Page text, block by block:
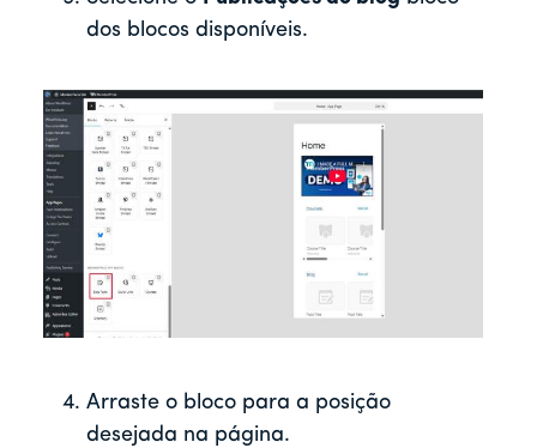
dos blocos disponíveis.
Arraste o bloco para a posição
desejada na página.